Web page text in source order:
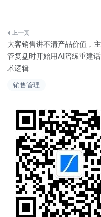
销售管理
文
章
导
大客销售讲不清产品价值，主
管复盘时开始用AI陪练重建话
术逻辑